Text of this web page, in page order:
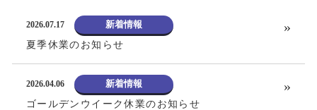
2026.07.17
新着情報
夏季休業のお知らせ
2026.04.06
新着情報
ゴールデンウイーク休業のお知らせ